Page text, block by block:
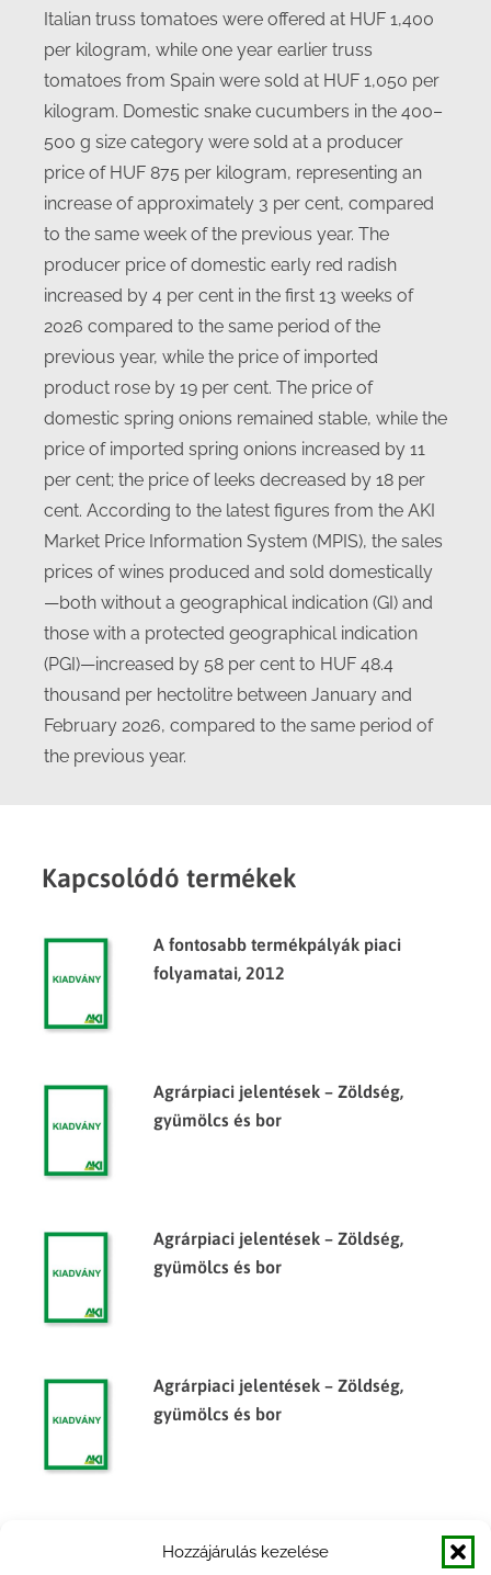
Hozzájárulás kezelése
Italian truss tomatoes were offered at HUF 1,400
per kilogram, while one year earlier truss
tomatoes from Spain were sold at HUF 1,050 per
kilogram. Domestic snake cucumbers in the 400–
500 g size category were sold at a producer
price of HUF 875 per kilogram, representing an
increase of approximately 3 per cent, compared
to the same week of the previous year. The
producer price of domestic early red radish
increased by 4 per cent in the first 13 weeks of
2026 compared to the same period of the
previous year, while the price of imported
product rose by 19 per cent. The price of
domestic spring onions remained stable, while the
price of imported spring onions increased by 11
per cent; the price of leeks decreased by 18 per
cent. According to the latest figures from the AKI
Market Price Information System (MPIS), the sales
prices of wines produced and sold domestically
—both without a geographical indication (GI) and
those with a protected geographical indication
(PGI)—increased by 58 per cent to HUF 48.4
thousand per hectolitre between January and
February 2026, compared to the same period of
the previous year.
Kapcsolódó termékek
A fontosabb termékpályák piaci
folyamatai, 2012
Agrárpiaci jelentések – Zöldség,
gyümölcs és bor
Agrárpiaci jelentések – Zöldség,
gyümölcs és bor
Agrárpiaci jelentések – Zöldség,
gyümölcs és bor
árumérlege, 2014. félév